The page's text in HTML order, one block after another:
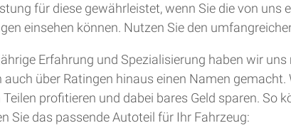
für diese gewährleistet, wenn Sie die von
einsehen können. Nutzen Sie den
Erfahrung und Spezialisierung haben wir
über Ratingen hinaus einen Namen
profitieren und dabei bares Geld sparen. So
Sie das passende Autoteil für Ihr Fahrzeug: